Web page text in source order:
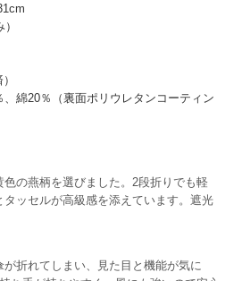
綿20％（裏面ポリウレタンコーティン
色の燕柄を選びました。2段折りでも軽
タッセルが高級感を添えています。遮光
が折れてしまい、見た目と機能が気に